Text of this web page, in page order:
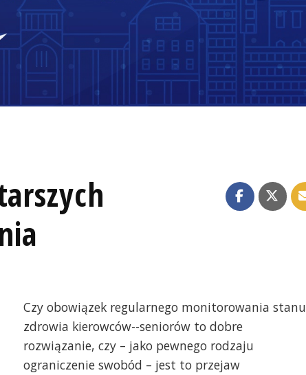
Czy obowiązek regularnego monitorowania stanu
zdrowia kierowców--seniorów to dobre
rozwiązanie, czy – jako pewnego rodzaju
ograniczenie swobód – jest to przejaw